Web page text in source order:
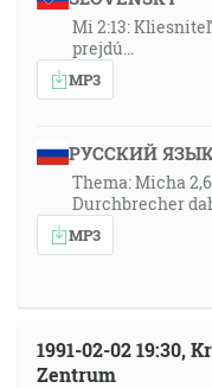
Mi 2:13:
prejdú…
MP3
РУССКИЙ
Thema: Micha
Durchbrecher
MP3
1991-02-02 19:30,
Zentrum